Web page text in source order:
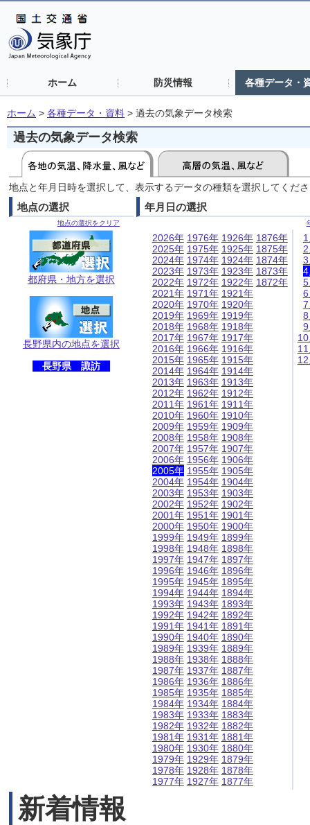
ホーム 防災情報 各種データ・
ホーム > 各種データ・資料 > 過去の気象データ検索
過去の気象データ検索
地点と年月日時を選択して、表示するデータの種類を選択してくだ
地点の選択
地点の選択をクリア
都府県・地方を選択
長野県内の地点を選択
長野県 諏訪
年月日の選択
2026年
2025年
2024年
2023年
2022年
2021年
2020年
2019年
2018年
2017年
2016年
2015年
2014年
2013年
2012年
2011年
2010年
2009年
2008年
2007年
2006年
2005年
2004年
2003年
2002年
2001年
2000年
1999年
1998年
1997年
1996年
1995年
1994年
1993年
1992年
1991年
1990年
1989年
1988年
1987年
1986年
1985年
1984年
1983年
1982年
1981年
1980年
1979年
1978年
1977年
1976年
1975年
1974年
1973年
1972年
1971年
1970年
1969年
1968年
1967年
1966年
1965年
1964年
1963年
1962年
1961年
1960年
1959年
1958年
1957年
1956年
1955年
1954年
1953年
1952年
1951年
1950年
1949年
1948年
1947年
1946年
1945年
1944年
1943年
1942年
1941年
1940年
1939年
1938年
1937年
1936年
1935年
1934年
1933年
1932年
1931年
1930年
1929年
1928年
1927年
1926年
1925年
1924年
1923年
1922年
1921年
1920年
1919年
1918年
1917年
1916年
1915年
1914年
1913年
1912年
1911年
1910年
1909年
1908年
1907年
1906年
1905年
1904年
1903年
1902年
1901年
1900年
1899年
1898年
1897年
1896年
1895年
1894年
1893年
1892年
1891年
1890年
1889年
1888年
1887年
1886年
1885年
1884年
1883年
1882年
1881年
1880年
1879年
1878年
1877年
1876年
1875年
1874年
1873年
1872年
新着情報